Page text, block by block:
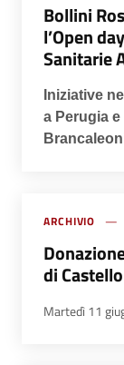
Bollini
l’Open
Sanitarie
Iniziative
a Perugia
ARCHIVIO
di Castello
Martedì 11